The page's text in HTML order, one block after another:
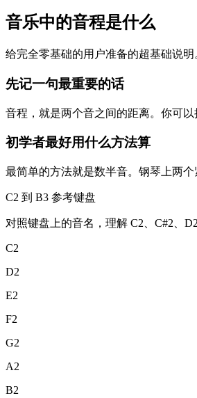
音乐中的音程是什么
给完全零基础的用户准备的超基础说明
先记一句最重要的话
音程，就是两个音之间的距离。你可
初学者最好用什么方法算
最简单的方法就是数半音。钢琴上两
C2 到 B3 参考键盘
对照键盘上的音名，理解 C2、C#2、
C2
D2
E2
F2
G2
A2
B2